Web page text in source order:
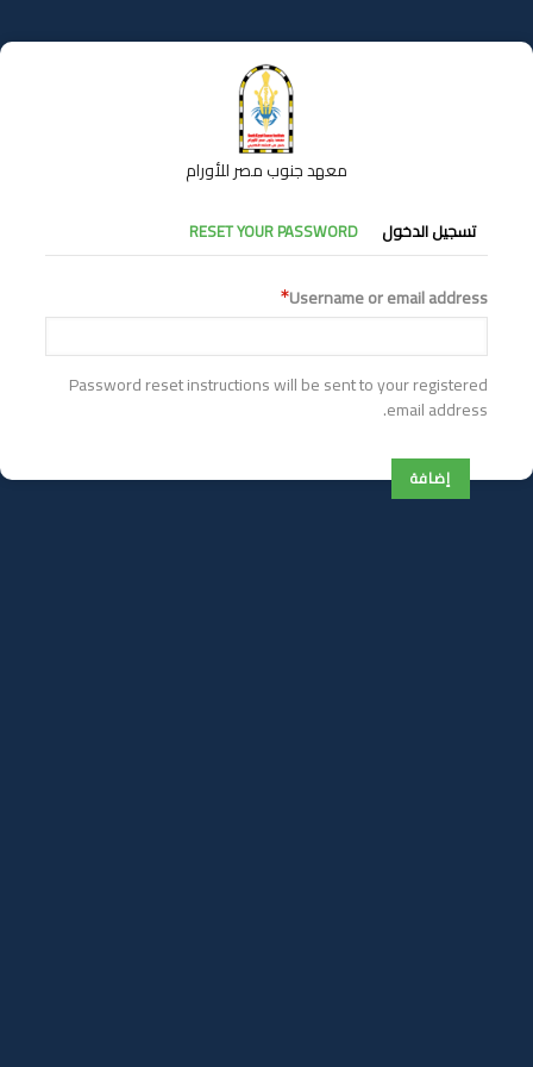
إلى
المحتوى
معهد جنوب مصر للأورام
التبويبات
الأساسية
تسجيل الدخول RESET YOUR PASSWORD
Username or email address
Password reset instructions will be sent to your registered
email address.